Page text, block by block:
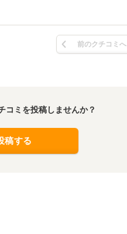
前のクチコミへ
コミを投稿しませんか？
稿する